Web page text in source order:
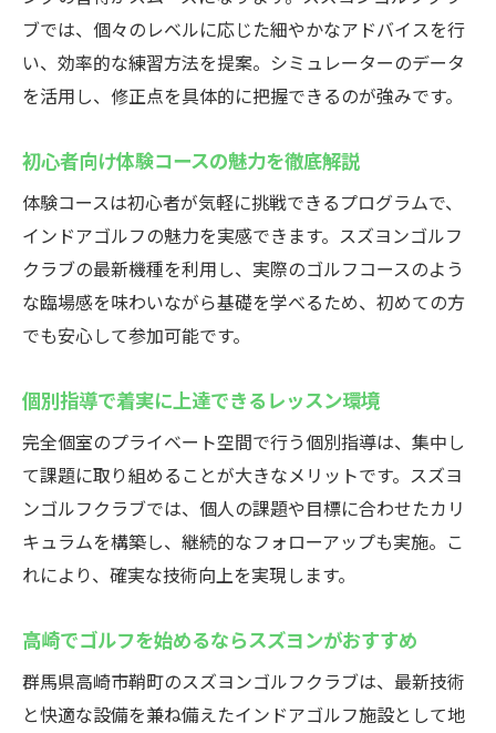
ブでは、個々のレベルに応じた細やかなアドバイスを行
い、効率的な練習方法を提案。シミュレーターのデータ
を活用し、修正点を具体的に把握できるのが強みです。
初心者向け体験コースの魅力を徹底解説
体験コースは初心者が気軽に挑戦できるプログラムで、
インドアゴルフの魅力を実感できます。スズヨンゴルフ
クラブの最新機種を利用し、実際のゴルフコースのよう
な臨場感を味わいながら基礎を学べるため、初めての方
でも安心して参加可能です。
個別指導で着実に上達できるレッスン環境
完全個室のプライベート空間で行う個別指導は、集中し
て課題に取り組めることが大きなメリットです。スズヨ
ンゴルフクラブでは、個人の課題や目標に合わせたカリ
キュラムを構築し、継続的なフォローアップも実施。こ
れにより、確実な技術向上を実現します。
高崎でゴルフを始めるならスズヨンがおすすめ
群馬県高崎市鞘町のスズヨンゴルフクラブは、最新技術
と快適な設備を兼ね備えたインドアゴルフ施設として地